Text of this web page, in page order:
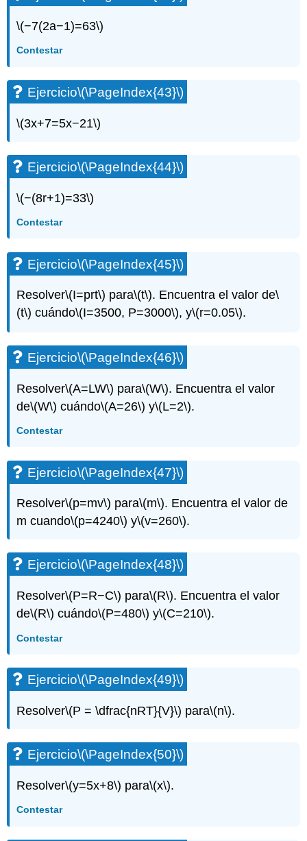
Ejercicio\
Ejercicio\
(\PageIndex{109}\)
Ejercicio\
\(−7(2a−1)=63\)
Contestar
Ejercicio\(\PageIndex{43}\)
\(3x+7=5x−21\)
Ejercicio\(\PageIndex{44}\)
\(−(8r+1)=33\)
Contestar
Ejercicio\(\PageIndex{45}\)
Resolver\(I=prt\) para\(t\). Encuentra el valor de\
(t\) cuándo\(I=3500, P=3000\), y\(r=0.05\).
Ejercicio\(\PageIndex{46}\)
Resolver\(A=LW\) para\(W\). Encuentra el valor
de\(W\) cuándo\(A=26\) y\(L=2\).
Contestar
Ejercicio\(\PageIndex{47}\)
Resolver\(p=mv\) para\(m\). Encuentra el valor de
m cuando\(p=4240\) y\(v=260\).
Ejercicio\(\PageIndex{48}\)
Resolver\(P=R−C\) para\(R\). Encuentra el valor
de\(R\) cuándo\(P=480\) y\(C=210\).
Contestar
Ejercicio\(\PageIndex{49}\)
Resolver\(P = \dfrac{nRT}{V}\) para\(n\).
Ejercicio\(\PageIndex{50}\)
Resolver\(y=5x+8\) para\(x\).
Contestar